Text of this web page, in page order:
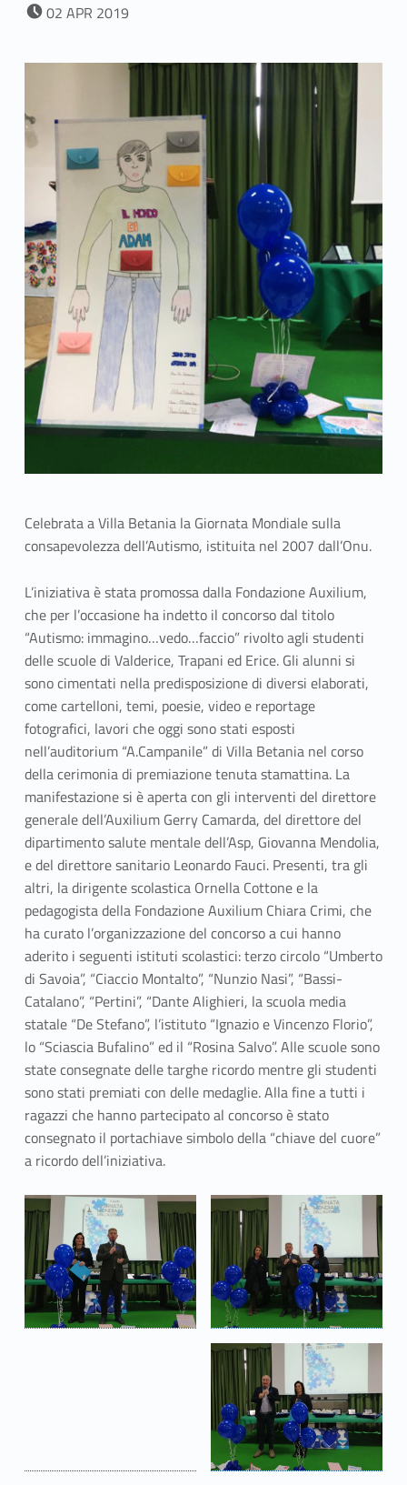
02 APR 2019
Celebrata a Villa Betania la Giornata Mondiale sulla
consapevolezza dell’Autismo, istituita nel 2007 dall’Onu.
L’iniziativa è stata promossa dalla Fondazione Auxilium,
che per l’occasione ha indetto il concorso dal titolo
“Autismo: immagino…vedo…faccio” rivolto agli studenti
delle scuole di Valderice, Trapani ed Erice. Gli alunni si
sono cimentati nella predisposizione di diversi elaborati,
come cartelloni, temi, poesie, video e reportage
fotografici, lavori che oggi sono stati esposti
nell’auditorium “A.Campanile” di Villa Betania nel corso
della cerimonia di premiazione tenuta stamattina. La
manifestazione si è aperta con gli interventi del direttore
generale dell’Auxilium Gerry Camarda, del direttore del
dipartimento salute mentale dell’Asp, Giovanna Mendolia,
e del direttore sanitario Leonardo Fauci. Presenti, tra gli
altri, la dirigente scolastica Ornella Cottone e la
pedagogista della Fondazione Auxilium Chiara Crimi, che
ha curato l’organizzazione del concorso a cui hanno
aderito i seguenti istituti scolastici: terzo circolo “Umberto
di Savoia”, “Ciaccio Montalto”, “Nunzio Nasi”, “Bassi-
Catalano”, “Pertini”, “Dante Alighieri, la scuola media
statale “De Stefano”, l’istituto “Ignazio e Vincenzo Florio”,
lo “Sciascia Bufalino” ed il “Rosina Salvo”. Alle scuole sono
state consegnate delle targhe ricordo mentre gli studenti
sono stati premiati con delle medaglie. Alla fine a tutti i
ragazzi che hanno partecipato al concorso è stato
consegnato il portachiave simbolo della “chiave del cuore”
a ricordo dell’iniziativa.